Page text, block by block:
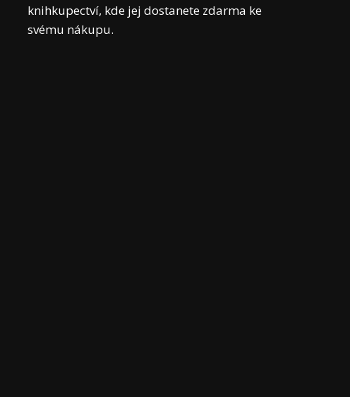
knihkupectví, kde jej dostanete zdarma ke
svému nákupu.